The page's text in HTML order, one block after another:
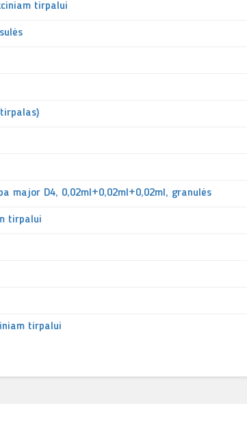
tirpalui
major D4, 0,02ml+0,02ml+0,02ml, granulės
tirpalui
tirpalui